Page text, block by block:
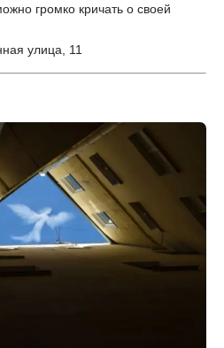
громко кричать о своей
улица, 11